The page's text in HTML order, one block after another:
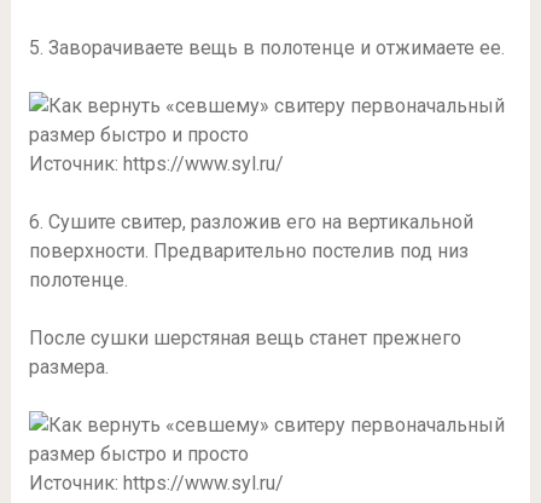
5. Заворачиваете вещь в полотенце и отжимаете ее.
Источник: https://www.syl.ru/
6. Сушите свитер, разложив его на вертикальной
поверхности. Предварительно постелив под низ
полотенце.
После сушки шерстяная вещь станет прежнего
размера.
Источник: https://www.syl.ru/